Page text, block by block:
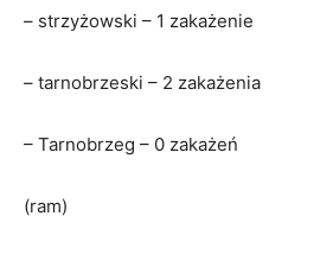
– strzyżowski – 1 zakażenie
– tarnobrzeski – 2 zakażenia
– Tarnobrzeg – 0 zakażeń
(ram)